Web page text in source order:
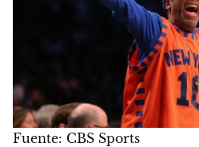
Fuente: CBS Sports